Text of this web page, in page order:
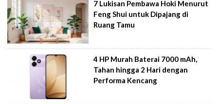
7 Lukisan Pembawa Hoki Menurut
Feng Shui untuk Dipajang di
Ruang Tamu
4 HP Murah Baterai 7000 mAh,
Tahan hingga 2 Hari dengan
Performa Kencang